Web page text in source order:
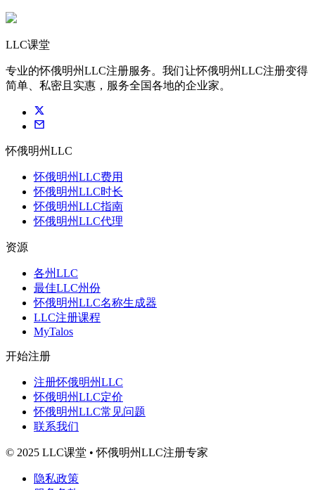
LLC课堂
专业的怀俄明州LLC注册服务。我们让怀俄明州LLC注册变得
简单、私密且实惠，服务全国各地的企业家。
怀俄明州LLC
怀俄明州LLC费用
怀俄明州LLC时长
怀俄明州LLC指南
怀俄明州LLC代理
资源
各州LLC
最佳LLC州份
怀俄明州LLC名称生成器
LLC注册课程
MyTalos
开始注册
注册怀俄明州LLC
怀俄明州LLC定价
怀俄明州LLC常见问题
联系我们
© 2025 LLC课堂 • 怀俄明州LLC注册专家
隐私政策